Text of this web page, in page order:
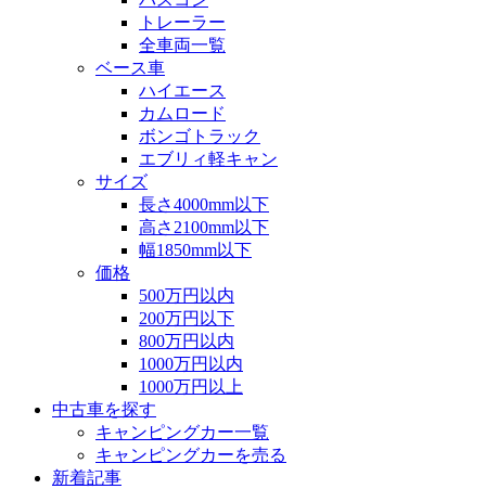
トレーラー
全車両一覧
ベース車
ハイエース
カムロード
ボンゴトラック
エブリィ軽キャン
サイズ
長さ4000mm以下
高さ2100mm以下
幅1850mm以下
価格
500万円以内
200万円以下
800万円以内
1000万円以内
1000万円以上
中古車を探す
キャンピングカー一覧
キャンピングカーを売る
新着記事